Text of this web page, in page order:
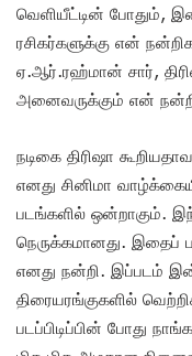
வெளியீட்டின் போதும்,
ரசிகர்களுக்கு என்
ஏ.ஆர்.ரஹ்மான் சார்,
அனைவருக்கும் என்
நடிகை திரிஷா
எனது சினிமா
படங்களில் ஒன்றாகும்.
நெருக்கமானது. இதைப்
எனது நன்றி. இப்படம்
திரையரங்குகளில்
படப்பிடிப்பின் போது